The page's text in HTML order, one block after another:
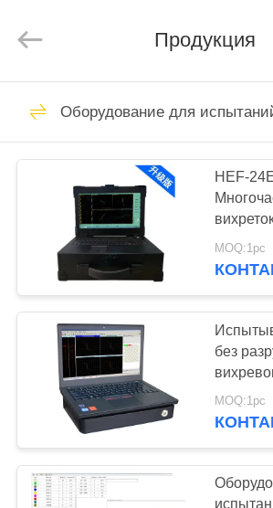
ДОМ
ПРОДУКТЫ
ПУТЕШЕСТВИЕ
ФАБРИКИ
ПРОВЕРКА
КАЧЕСТВА
СВЯЖИТЕСЬ
Rights
дефектоскоп
толщиномер
Продукция
Оборудование для
HEF-
котлов и
MOQ:1pc
без
MOQ:1pc